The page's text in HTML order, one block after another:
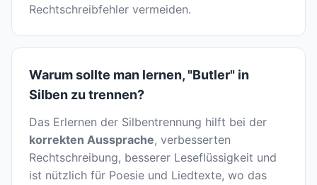
Rechtschreibfehler vermeiden.
Warum sollte man lernen, "Butler" in
Silben zu trennen?
Das Erlernen der Silbentrennung hilft bei der
korrekten Aussprache, verbesserten
Rechtschreibung, besserer Leseflüssigkeit und
ist nützlich für Poesie und Liedtexte, wo das